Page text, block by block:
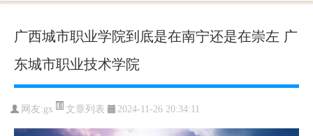
广西城市职业学院到底是在南宁还是在崇左 广
东城市职业技术学院
网友:gx 文章列表 2024-11-26 20:34:11